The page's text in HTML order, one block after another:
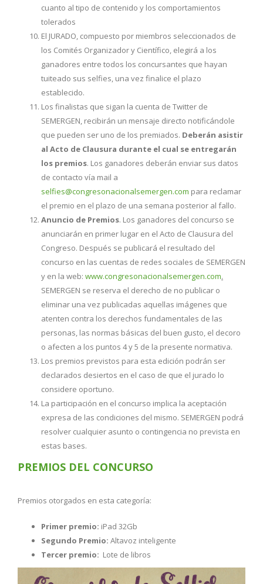
cuanto al tipo de contenido y los comportamientos
tolerados
El JURADO, compuesto por miembros seleccionados de
los Comités Organizador y Científico, elegirá a los
ganadores entre todos los concursantes que hayan
tuiteado sus selfies, una vez finalice el plazo
establecido.
Los finalistas que sigan la cuenta de Twitter de
SEMERGEN, recibirán un mensaje directo notificándole
que pueden ser uno de los premiados. Deberán asistir
al Acto de Clausura durante el cual se entregarán
los premios. Los ganadores deberán enviar sus datos
de contacto vía mail a
selfies@congresonacionalsemergen.com para reclamar
el premio en el plazo de una semana posterior al fallo.
Anuncio de Premios. Los ganadores del concurso se
anunciarán en primer lugar en el Acto de Clausura del
Congreso. Después se publicará el resultado del
concurso en las cuentas de redes sociales de SEMERGEN
y en la web: www.congresonacionalsemergen.com.
SEMERGEN se reserva el derecho de no publicar o
eliminar una vez publicadas aquellas imágenes que
atenten contra los derechos fundamentales de las
personas, las normas básicas del buen gusto, el decoro
o afecten a los puntos 4 y 5 de la presente normativa.
Los premios previstos para esta edición podrán ser
declarados desiertos en el caso de que el jurado lo
considere oportuno.
La participación en el concurso implica la aceptación
expresa de las condiciones del mismo. SEMERGEN podrá
resolver cualquier asunto o contingencia no prevista en
estas bases.
PREMIOS DEL CONCURSO
Premios otorgados en esta categoría:
Primer premio: iPad 32Gb
Segundo Premio: Altavoz inteligente
Tercer premio: Lote de libros